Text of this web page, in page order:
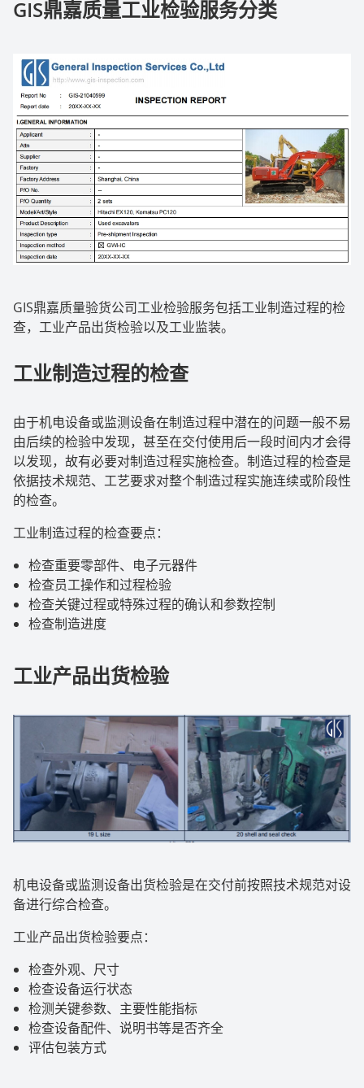
GIS鼎嘉质量工业检验服务分类
GIS鼎嘉质量验货公司工业检验服务包括工业制造过程的检
查，工业产品出货检验以及工业监装。
工业制造过程的检查
由于机电设备或监测设备在制造过程中潜在的问题一般不易
由后续的检验中发现，甚至在交付使用后一段时间内才会得
以发现，故有必要对制造过程实施检查。制造过程的检查是
依据技术规范、工艺要求对整个制造过程实施连续或阶段性
的检查。
工业制造过程的检查要点：
检查重要零部件、电子元器件
检查员工操作和过程检验
检查关键过程或特殊过程的确认和参数控制
检查制造进度
工业产品出货检验
机电设备或监测设备出货检验是在交付前按照技术规范对设
备进行综合检查。
工业产品出货检验要点：
检查外观、尺寸
检查设备运行状态
检测关键参数、主要性能指标
检查设备配件、说明书等是否齐全
评估包装方式